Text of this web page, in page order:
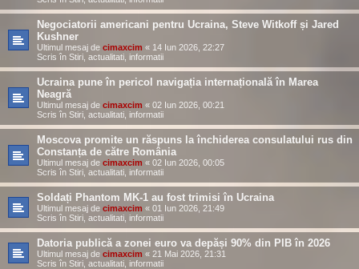
Negociatorii americani pentru Ucraina, Steve Witkoff și Jared
Kushner
Ultimul mesaj de cimaxcim « 14 Iun 2026, 22:27
Scris în Stiri, actualitati, informatii
Ucraina pune în pericol navigația internațională în Marea
Neagră
Ultimul mesaj de cimaxcim « 02 Iun 2026, 00:21
Scris în Stiri, actualitati, informatii
Moscova promite un răspuns la închiderea consulatului rus din
Constanța de către România
Ultimul mesaj de cimaxcim « 02 Iun 2026, 00:05
Scris în Stiri, actualitati, informatii
Soldați Phantom MK-1 au fost trimisi în Ucraina
Ultimul mesaj de cimaxcim « 01 Iun 2026, 21:49
Scris în Stiri, actualitati, informatii
Datoria publică a zonei euro va depăși 90% din PIB în 2026
Ultimul mesaj de cimaxcim « 21 Mai 2026, 21:31
Scris în Stiri, actualitati, informatii